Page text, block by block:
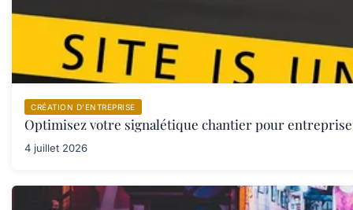
CRÉATION D’ENTREPRISE
Optimisez votre signalétique chantier pour entreprise
4 juillet 2026